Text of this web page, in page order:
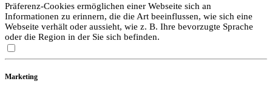
Präferenz-Cookies ermöglichen einer Webseite sich an
Informationen zu erinnern, die die Art beeinflussen, wie sich eine
Webseite verhält oder aussieht, wie z. B. Ihre bevorzugte Sprache
oder die Region in der Sie sich befinden.
Marketing